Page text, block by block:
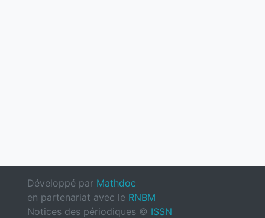
Développé par Mathdoc
en partenariat avec le RNBM
Notices des périodiques © ISSN